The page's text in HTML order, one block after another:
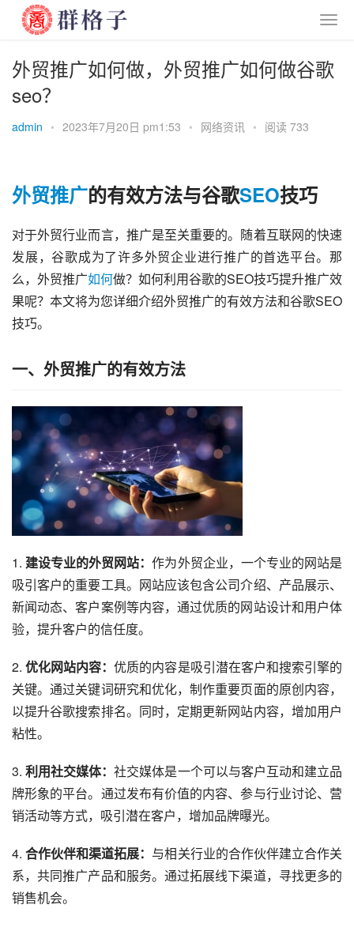
外贸推广如何做，外贸推广如何做谷歌
seo？
admin • 2023年7月20日 pm1:53 • 网络资讯 • 阅读 733
外贸推广的有效方法与谷歌SEO技巧
对于外贸行业而言，推广是至关重要的。随着互联网的快速
发展，谷歌成为了许多外贸企业进行推广的首选平台。那
么，外贸推广如何做？如何利用谷歌的SEO技巧提升推广效
果呢？本文将为您详细介绍外贸推广的有效方法和谷歌SEO
技巧。
一、外贸推广的有效方法
1. 建设专业的外贸网站：作为外贸企业，一个专业的网站是
吸引客户的重要工具。网站应该包含公司介绍、产品展示、
新闻动态、客户案例等内容，通过优质的网站设计和用户体
验，提升客户的信任度。
2. 优化网站内容：优质的内容是吸引潜在客户和搜索引擎的
关键。通过关键词研究和优化，制作重要页面的原创内容，
以提升谷歌搜索排名。同时，定期更新网站内容，增加用户
粘性。
3. 利用社交媒体：社交媒体是一个可以与客户互动和建立品
牌形象的平台。通过发布有价值的内容、参与行业讨论、营
销活动等方式，吸引潜在客户，增加品牌曝光。
4. 合作伙伴和渠道拓展： 与相关行业的合作伙伴建立合作关
系，共同推广产品和服务。通过拓展线下渠道，寻找更多的
销售机会。